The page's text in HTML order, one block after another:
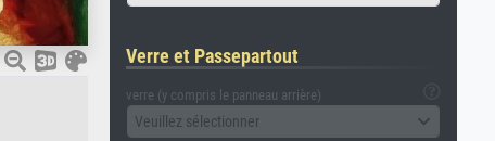
Verre et Passepartout
verre (y compris le panneau arrière)
Veuillez sélectionner